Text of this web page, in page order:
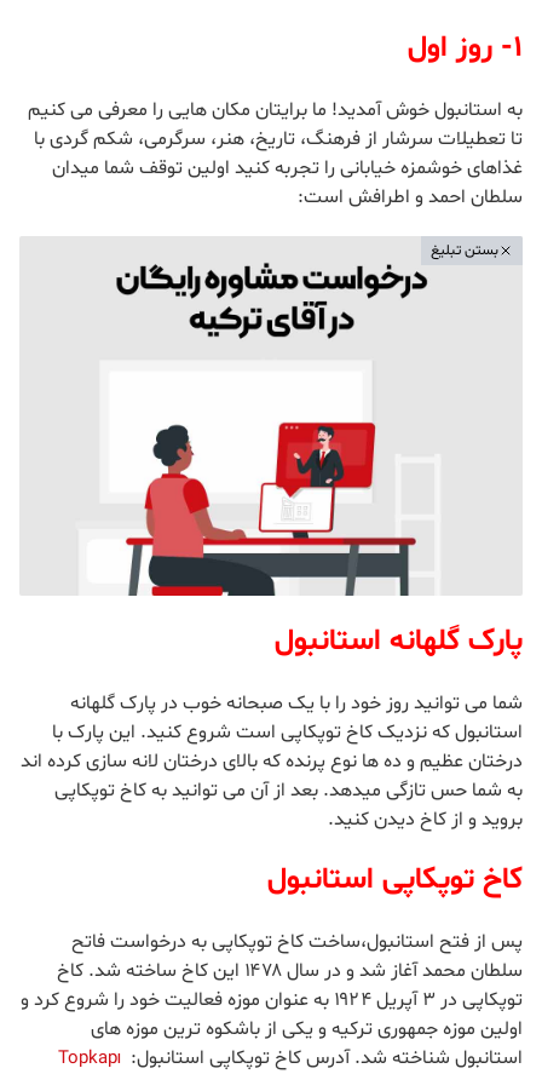
۱- روز اول
به استانبول خوش آمدید! ما برایتان مکان هایی را معرفی می کنیم
تا تعطیلات سرشار از فرهنگ، تاریخ، هنر، سرگرمی، شکم گردی با
غذاهای خوشمزه خیابانی را تجربه کنید اولین توقف شما میدان
سلطان احمد و اطرافش است:
بستن تبلیغ
پارک گلهانه استانبول
شما می توانید روز خود را با یک صبحانه خوب در پارک گلهانه
استانبول که نزدیک کاخ توپکاپی است شروع کنید. این پارک با
درختان عظیم و ده ها نوع پرنده که بالای درختان لانه سازی کرده اند
به شما حس تازگی میدهد. بعد از آن می توانید به کاخ توپکاپی
بروید و از کاخ دیدن کنید.
کاخ توپکاپی استانبول
پس از فتح استانبول،‌ساخت کاخ توپکاپی به درخواست فاتح
سلطان محمد آغاز شد و در سال ۱۴۷۸ این کاخ ساخته شد. کاخ
توپکاپی در ۳ آپریل ۱۹۲۴ به عنوان موزه فعالیت خود را شروع کرد و
اولین موزه جمهوری ترکیه و یکی از باشکوه ترین موزه های
استانبول شناخته شد. آدرس کاخ توپکاپی استانبول: Topkapı